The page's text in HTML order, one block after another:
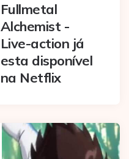
Fullmetal
Alchemist -
Live-action já
esta disponível
na Netflix